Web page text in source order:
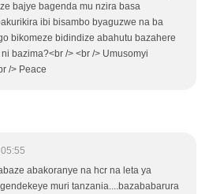
bajye bagenda mu nzira basa
ibi bisambo byaguzwe na ba
bikomeze bidindize abahutu bazahere
bazima?<br /> <br /> Umusomyi
/> Peace
abakoranye na hcr na leta ya
muri tanzania....bazababarura